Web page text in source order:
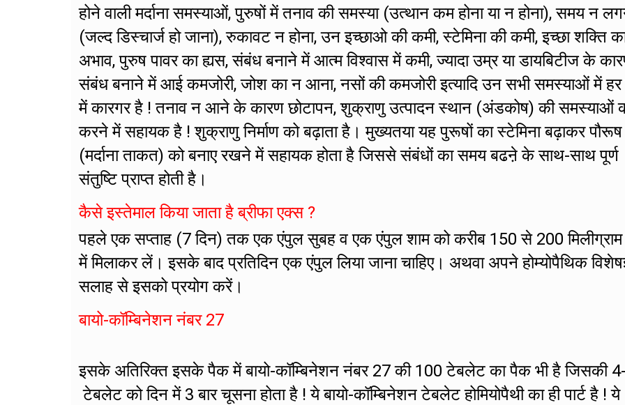
होने वाली मर्दाना समस्याओं, पुरुषों में तनाव की समस्या (उत्थान कम होना या न होना), समय न
(जल्द डिस्चार्ज हो जाना), रुकावट न होना, उन इच्छाओ की कमी, स्टेमिना की कमी, इच्छा शक्ति
अभाव, पुरुष पावर का ह्यस, संबंध बनाने में आत्म विश्वास में कमी, ज्यादा उम्र या डायबिटीज के
संबंध बनाने में आई कमजोरी, जोश का न आना, नसों की कमजोरी इत्यादि उन सभी समस्याओं में
में कारगर है ! तनाव न आने के कारण छोटापन, शुक्राणु उत्पादन स्थान (अंडकोष) की समस्याओं
करने में सहायक है ! शुक्राणु निर्माण को बढ़ाता है। मुख्यतया यह पुरूषों का स्टेमिना बढ़ाकर पौरूष
(मर्दाना ताकत) को बनाए रखने में सहायक होता है जिससे संबंधों का समय बढऩे के साथ-साथ पूर्ण
संतुष्टि प्राप्त होती है।
कैसे इस्तेमाल किया जाता है ब्रीफा एक्स ?
पहले एक सप्ताह (7 दिन) तक एक एंपुल सुबह व एक एंपुल शाम को करीब 150 से 200 मिलीग्राम
में मिलाकर लें। इसके बाद प्रतिदिन एक एंपुल लिया जाना चाहिए। अथवा अपने होम्योपैथिक
सलाह से इसको प्रयोग करें।
बायो-कॉम्बिनेशन नंबर 27
इसके अतिरिक्त इसके पैक में बायो-कॉम्बिनेशन नंबर 27 की 100 टेबलेट का पैक भी है जिसकी
टेबलेट को दिन में 3 बार चूसना होता है ! ये बायो-कॉम्बिनेशन टेबलेट होमियोपैथी का ही पार्ट है ! ये